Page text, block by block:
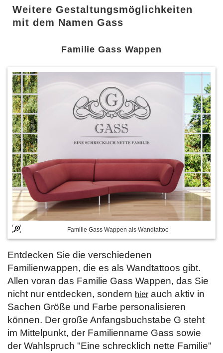
Weitere Gestaltungsmöglichkeiten
mit dem Namen Gass
Familie Gass Wappen
Familie Gass Wappen als Wandtattoo
Entdecken Sie die verschiedenen
Familienwappen, die es als Wandtattoos gibt.
Allen voran das Familie Gass Wappen, das Sie
nicht nur entdecken, sondern hier auch aktiv in
Sachen Größe und Farbe personalisieren
können. Der große Anfangsbuchstabe G steht
im Mittelpunkt, der Familienname Gass sowie
der Wahlspruch "Eine schrecklich nette Familie"